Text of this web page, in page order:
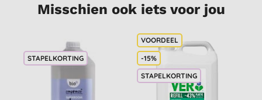
Misschien ook iets voor jou
STAPELKORTING
-15%
STAPELKORTING